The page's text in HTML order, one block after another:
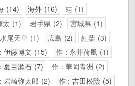
14 海外 16 蛙 1
太 1 岩手県 2 宮城県 1
尾天皇 1 広島 2 紅葉 3
伊藤博文 15 作：永井荷風 1
夏目漱石 7 作：華岡青洲 2
岩崎弥太郎 2 作：吉田松陰 5